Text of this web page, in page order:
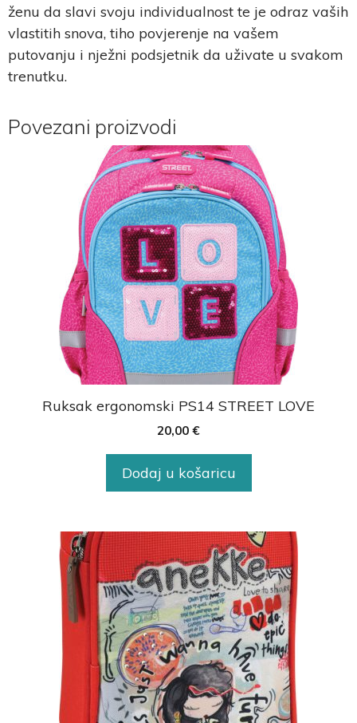
ženu da slavi svoju individualnost te je odraz vaših
vlastitih snova, tiho povjerenje na vašem
putovanju i nježni podsjetnik da uživate u svakom
trenutku.
Povezani proizvodi
Ruksak ergonomski PS14 STREET LOVE
20,00 €
Dodaj u košaricu